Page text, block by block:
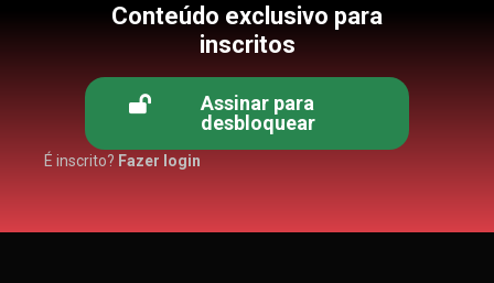
Conteúdo exclusivo para
inscritos
Assinar para
desbloquear
É inscrito? Fazer login